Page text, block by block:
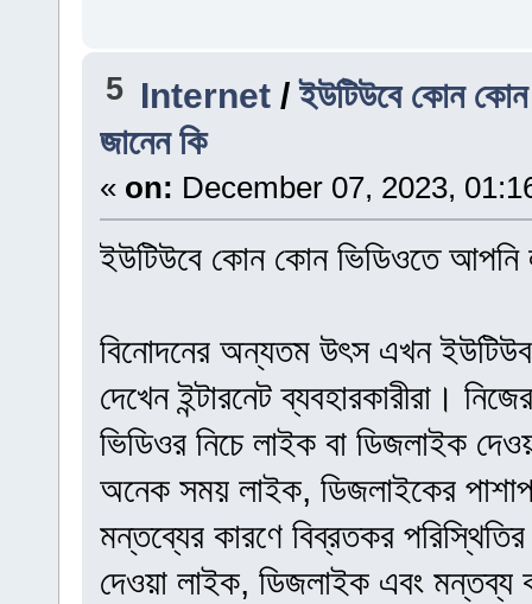
5 Internet /ইউটিউবে কোন
জানেন কি
« on: December 07, 2023,
ইউটিউবে কোন কোন ভিডিওতে আপনি
বিনোদনের অন্যতম উৎস এখন
দেখেন ইন্টারনেট ব্যবহারকারীরা।
ভিডিওর নিচে লাইক বা ডিজলাইক
অনেক সময় লাইক, ডিজলাইকের
মন্তব্যের কারণে বিব্রতকর
দেওয়া লাইক, ডিজলাইক এবং মন্তব্য